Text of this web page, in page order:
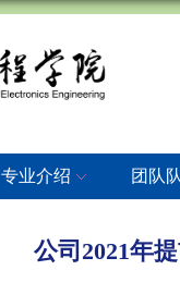
专业介绍 团队
公司2021年